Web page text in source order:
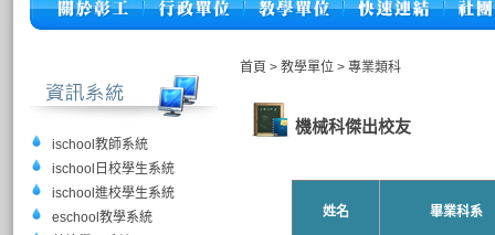
ischool教師系統
ischool日校學生系統
ischool進校學生系統
eschool教學系統
首頁 > 教學單位 > 專業類科
機械科傑出校友
姓名 畢業科系